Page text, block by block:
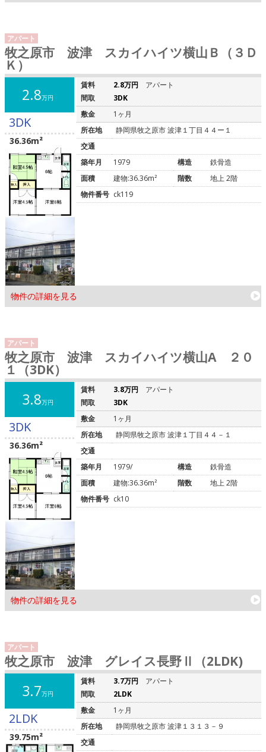
アパート
牧之原市 波津 スカイハイツ横山Ｂ（３Ｄ
Ｋ）
2.8万円
3DK
36.36m²
物件の詳細を見る
賃料 2.8万円
アパート
間取
3DK
敷金
1ヶ月
所在地
静岡県牧之原市 波津１丁目４４ー１
交通
築年月
1979 構造
鉄骨造
面積
建物:36.36m² 階数
地上 2階
物件番号 ck119
アパート
牧之原市 波津 スカイハイツ横山A ２０
１（3DK）
3.8万円
3DK
36.36m²
物件の詳細を見る
賃料 3.8万円
アパート
間取
3DK
敷金
1ヶ月
所在地
静岡県牧之原市 波津１丁目４４－１
交通
築年月
1979/ 構造
鉄骨造
面積
建物:36.36m² 階数
地上 2階
物件番号 ck10
アパート
牧之原市 波津 グレイス長野Ⅱ（2LDK)
3.7万円
2LDK
39.75m²
賃料 3.7万円
アパート
間取
2LDK
敷金
1ヶ月
所在地
静岡県牧之原市 波津１３１３－９
交通